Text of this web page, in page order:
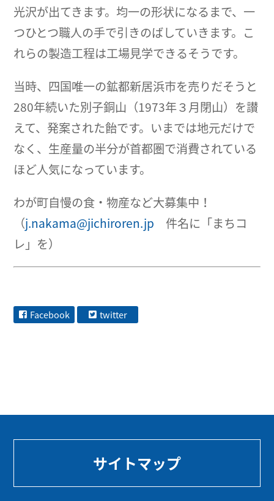
光沢が出てきます。均一の形状になるまで、一
つひとつ職人の手で引きのばしていきます。こ
れらの製造工程は工場見学できるそうです。
当時、四国唯一の鉱都新居浜市を売りだそうと
280年続いた別子銅山（1973年３月閉山）を讃
えて、発案された飴です。いまでは地元だけで
なく、生産量の半分が首都圏で消費されている
ほど人気になっています。
わが町自慢の食・物産など大募集中！
（j.nakama@jichiroren.jp 件名に「まちコ
レ」を）
Facebook twitter
サイトマップ